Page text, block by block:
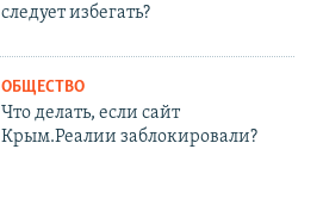
следует избегать?
ОБЩЕСТВО
Что делать, если сайт
Крым.Реалии заблокировали?